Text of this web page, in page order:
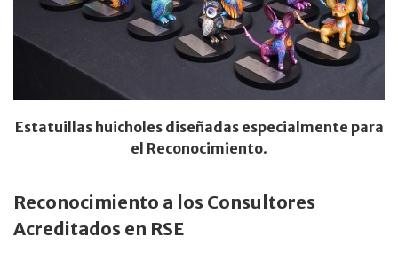
Estatuillas huicholes diseñadas especialmente para
el Reconocimiento.
Reconocimiento a los Consultores
Acreditados en RSE